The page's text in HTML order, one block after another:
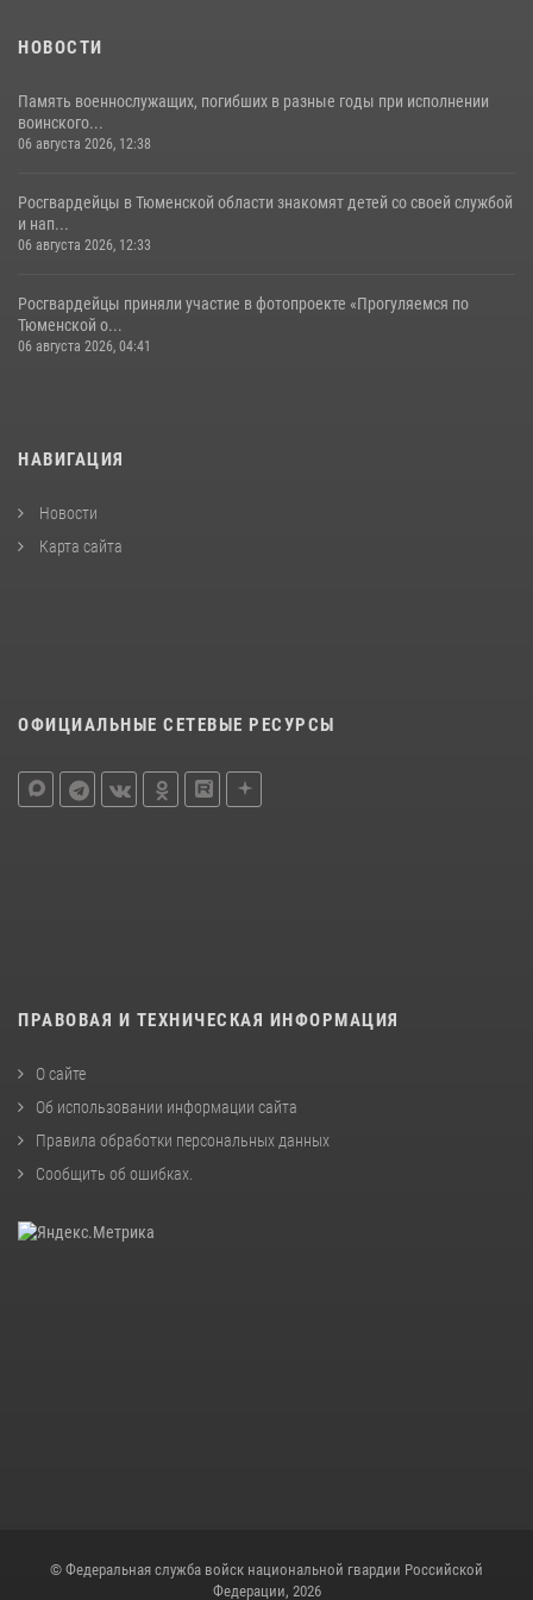
НОВОСТИ
Память военнослужащих, погибших в разные годы при исполнении
воинского...
06 августа 2026, 12:38
Росгвардейцы в Тюменской области знакомят детей со своей службой
и нап...
06 августа 2026, 12:33
Росгвардейцы приняли участие в фотопроекте «Прогуляемся по
Тюменской о...
06 августа 2026, 04:41
НАВИГАЦИЯ
Новости
Карта сайта
ОФИЦИАЛЬНЫЕ СЕТЕВЫЕ РЕСУРСЫ
ПРАВОВАЯ И ТЕХНИЧЕСКАЯ ИНФОРМАЦИЯ
О сайте
Об использовании информации сайта
Правила обработки персональных данных
Сообщить об ошибках
© Федеральная служба войск национальной гвардии Российской
Федерации, 2026